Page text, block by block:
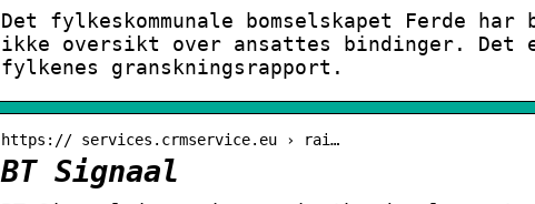
Det fylkeskommunale bomselskapet Ferde
ikke oversikt over ansattes bindinger. Det
fylkenes granskningsrapport.
https:// services.crmservice.eu › rai…
BT Signaal